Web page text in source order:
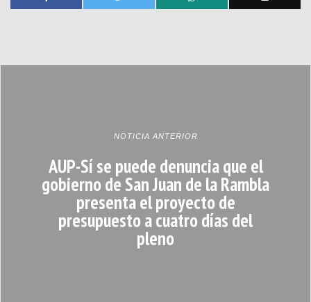
NOTICIA ANTERIOR
AUP-Sí se puede denuncia que el
gobierno de San Juan de la Rambla
presenta el proyecto de
presupuesto a cuatro días del
pleno